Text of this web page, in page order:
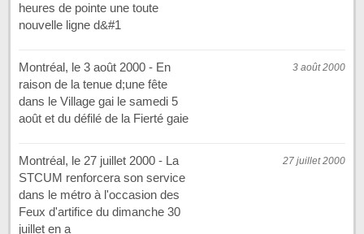
heures de pointe une toute
nouvelle ligne d&#1
3 août 2000
Montréal, le 3 août 2000 - En
raison de la tenue d;une fête
dans le Village gai le samedi 5
août et du défilé de la Fierté gaie
27 juillet 2000
Montréal, le 27 juillet 2000 - La
STCUM renforcera son service
dans le métro à l'occasion des
Feux d'artifice du dimanche 30
juillet en a